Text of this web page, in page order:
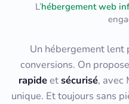
Publicité Google Ads
Automatisation PME
Automatiser les tâches
Automatiser le contenu
L’hébergement web
Un hébergement lent
conversions. On
rapideetsécurisé, avec
unique. Et toujours sans